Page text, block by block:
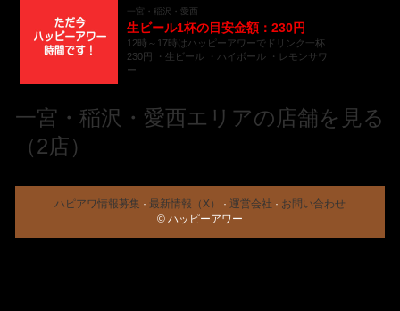
一宮・稲沢・愛西
生ビール1杯の目安金額：230円
12時～17時はハッピーアワーでドリンク一杯
230円 ・生ビール ・ハイボール ・レモンサワ
ー
一宮・稲沢・愛西エリアの店舗を見る
（2店）
ハピアワ情報募集 · 最新情報（X） · 運営会社 · お問い合わせ
© ハッピーアワー